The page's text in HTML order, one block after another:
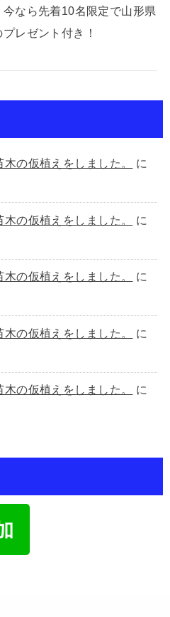
なら先着10名限定で山形県
レゼント付き！
の仮植えをしました。
に
の仮植えをしました。
に
の仮植えをしました。
に
の仮植えをしました。
に
の仮植えをしました。
に